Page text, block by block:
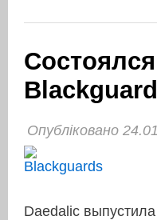
Опубліковано
Daedalic